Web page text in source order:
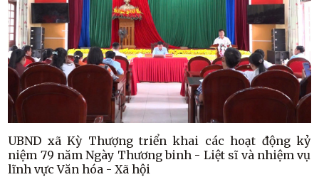
UBND xã Kỳ Thượng triển khai các hoạt động kỷ
niệm 79 năm Ngày Thương binh - Liệt sĩ và nhiệm vụ
lĩnh vực Văn hóa - Xã hội